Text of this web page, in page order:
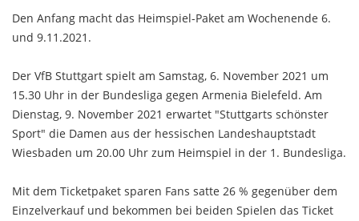
Den Anfang macht das Heimspiel-Paket am Wochenende 6.
und 9.11.2021.
Der VfB Stuttgart spielt am Samstag, 6. November 2021 um
15.30 Uhr in der Bundesliga gegen Armenia Bielefeld. Am
Dienstag, 9. November 2021 erwartet "Stuttgarts schönster
Sport" die Damen aus der hessischen Landeshauptstadt
Wiesbaden um 20.00 Uhr zum Heimspiel in der 1. Bundesliga.
Mit dem Ticketpaket sparen Fans satte 26 % gegenüber dem
Einzelverkauf und bekommen bei beiden Spielen das Ticket